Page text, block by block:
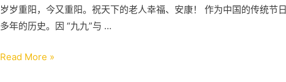
岁岁重阳，今又重阳。祝天下的老人幸福、安康！ 作为中国的传统节
多年的历史。因 “九九”与 …
Read More »